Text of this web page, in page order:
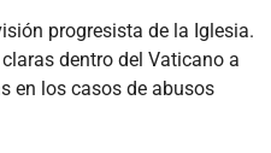
progresista de la Iglesia.
dentro del Vaticano a
en los casos de abusos